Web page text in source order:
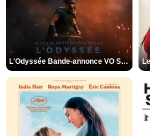
L'Odyssée Bande-annonce VO STFR